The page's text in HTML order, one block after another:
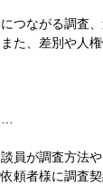
つながる調査
た、 差別や人
…
員が調査方法
頼者様に調査